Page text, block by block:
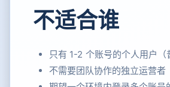
不适合谁
只有 1-2 个账号的个人用户（
不需要团队协作的独立运营者